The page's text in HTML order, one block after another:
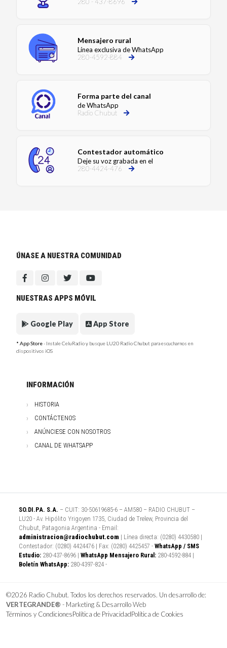
Mensajero rural
Línea exclusiva de WhatsApp
280-4592-884
Forma parte del canal
de WhatsApp
Radio Chubut
Contestador automático
Deje su voz grabada en el
280-4424-476
ÚNASE A NUESTRA COMUNIDAD
NUESTRAS APPS MÓVIL
Google Play App Store
* App Store- Instale CeluRadio y busque LU20 Radio Chubut para escucharnos en
dispositivos iOS
INFORMACIÓN
HISTORIA
CONTÁCTENOS
ANÚNCIESE CON NOSOTROS
CANAL DE WHATSAPP
SO.DI.PA. S.A. – CUIT: 30-50619685-6 – AM580 – RADIO CHUBUT –
LU20 - Av. Hipólito Yrigoyen 1735, Ciudad de Trelew, Provincia del
Chubut, Patagonia Argentina - Email:
administracion@radiochubut.com | Línea directa: (0280) 4430580 |
Contestador: (0280) 4424476 | Fax: (0280) 4425457 - WhatsApp / SMS
Estudio: 280-437-8696 | WhatsApp Mensajero Rural: 280-4592-884 |
Boletín WhatsApp: 280-4397-824 -
©2026 Radio Chubut. Todos los derechos reservados. Un desarrollo de:
VERTEGRANDE® - Marketing & Desarrollo Web
Términos y CondicionesPolítica de PrivacidadPolítica de Cookies